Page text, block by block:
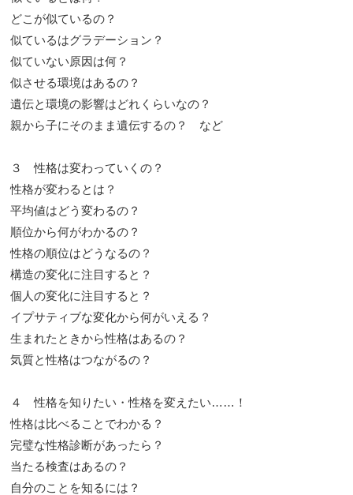
どこが似ているの？
似ているはグラデーション？
似ていない原因は何？
似させる環境はあるの？
遺伝と環境の影響はどれくらいなの？
親から子にそのまま遺伝するの？ など
３ 性格は変わっていくの？
性格が変わるとは？
平均値はどう変わるの？
順位から何がわかるの？
性格の順位はどうなるの？
構造の変化に注目すると？
個人の変化に注目すると？
イプサティブな変化から何がいえる？
生まれたときから性格はあるの？
気質と性格はつながるの？
４ 性格を知りたい・性格を変えたい……！
性格は比べることでわかる？
完璧な性格診断があったら？
当たる検査はあるの？
自分のことを知るには？